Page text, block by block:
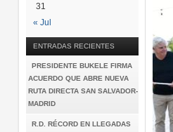
31
« Jul
ENTRADAS RECIENTES
PRESIDENTE BUKELE FIRMA
ACUERDO QUE ABRE NUEVA
RUTA DIRECTA SAN SALVADOR-
MADRID
R.D. RÉCORD EN LLEGADAS